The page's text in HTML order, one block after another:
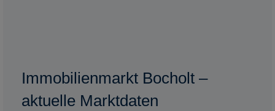
Immobilienmarkt Bocholt –
aktuelle Marktdaten